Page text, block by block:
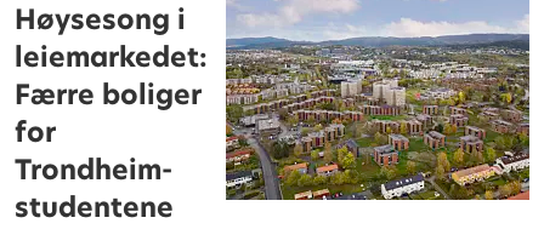
Høysesong i
leiemarkedet:
Færre boliger
for
Trondheim-
studentene